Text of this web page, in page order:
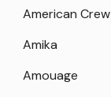
American Crew
Amika
Amouage